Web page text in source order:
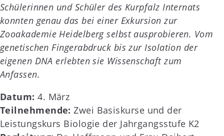
Schülerinnen und Schüler des Kurpfalz Internats
konnten genau das bei einer Exkursion zur
Zooakademie Heidelberg selbst ausprobieren. Vom
genetischen Fingerabdruck bis zur Isolation der
eigenen DNA erlebten sie Wissenschaft zum
Anfassen.
Datum:4. März
Teilnehmende: Zwei Basiskurse und der
Leistungskurs Biologie der Jahrgangsstufe K2